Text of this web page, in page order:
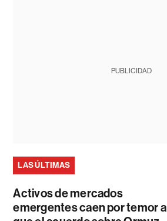
PUBLICIDAD
LAS ÚLTIMAS
Activos de mercados
emergentes caen por temor a